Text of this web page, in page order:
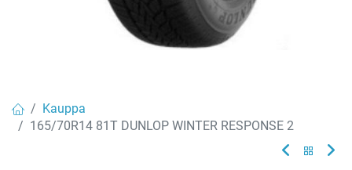
Kauppa
165/70R14 81T DUNLOP WINTER RESPONSE 2